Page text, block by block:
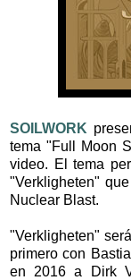
SOILWORK
tema "Full Moon
video. El tema
"Verkligheten"
Nuclear Blast.
"Verkligheten"
primero con
en 2016 a Dirk